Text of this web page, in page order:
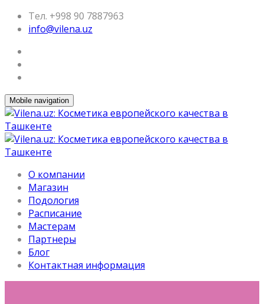
Тел. +998 90 7887963
info@vilena.uz
Mobile navigation
О компании
Магазин
Подология
Расписание
Мастерам
Партнеры
Блог
Контактная информация